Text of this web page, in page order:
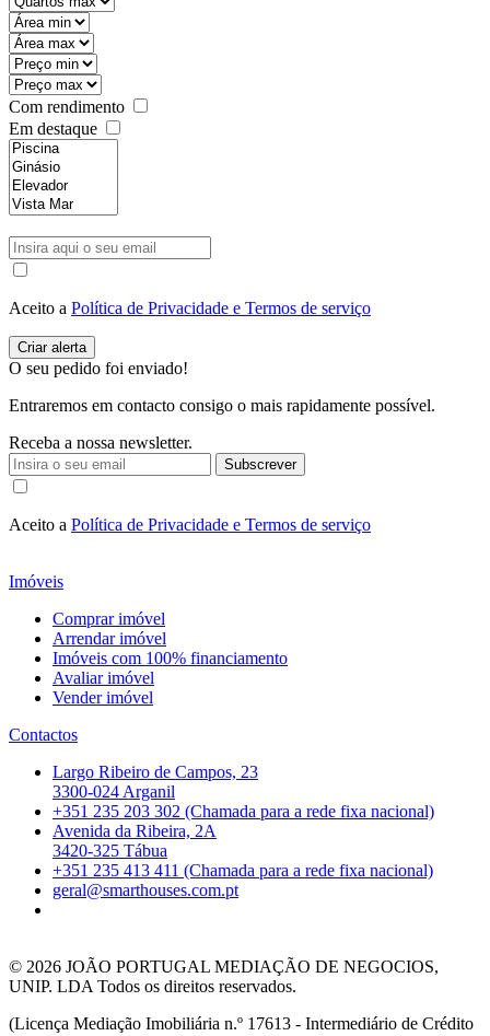
Com rendimento
Em destaque
Aceito a Política de Privacidade e Termos de serviço
O seu pedido foi enviado!
Entraremos em contacto consigo o mais rapidamente possível.
Receba a nossa newsletter.
Subscrever
Aceito a Política de Privacidade e Termos de serviço
Imóveis
Comprar imóvel
Arrendar imóvel
Imóveis com 100% financiamento
Avaliar imóvel
Vender imóvel
Contactos
Largo Ribeiro de Campos, 23
3300-024 Arganil
+351 235 203 302 (Chamada para a rede fixa nacional)
Avenida da Ribeira, 2A
3420-325 Tábua
+351 235 413 411 (Chamada para a rede fixa nacional)
geral@smarthouses.com.pt
© 2026 JOÃO PORTUGAL MEDIAÇÃO DE NEGOCIOS,
UNIP. LDA Todos os direitos reservados.
(Licença Mediação Imobiliária n.º 17613 - Intermediário de Crédito